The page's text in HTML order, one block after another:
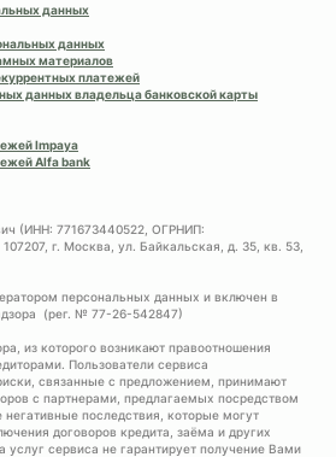
данных
данных
материалов
платежей
данных владельца банковской карты
Impaya
Alfa bank
(ИНН: 771673440522, ОГРНИП:
г. Москва, ул. Байкальская, д. 35, кв. 53,
персональных данных и включен в
(рег. № 77-26-542847)
из которого возникают правоотношения
Пользователи сервиса
связанные с предложением, принимают
с партнерами, предлагаемых посредством
последствия, которые могут
договоров кредита, заёма и других
услуг сервиса не гарантирует получение Вами